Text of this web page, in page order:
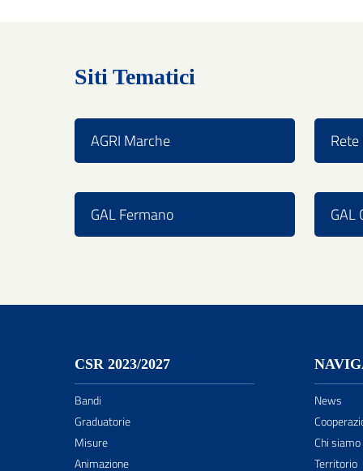
Siti Tematici
AGRI Marche
GAL Fermano GAL
CSR 2023/2027
Bandi
Graduatorie
Misure
Animazione
News
Chi siamo
Territorio